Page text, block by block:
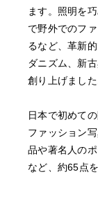
ます。照明を
で野外でのフ
るなど、革新
ダニズム、新
創り上げました
日本で初めて
ファッション
品や著名人の
など、約65点